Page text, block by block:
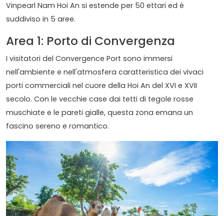
Vinpearl Nam Hoi An si estende per 50 ettari ed è
suddiviso in 5 aree.
Area 1: Porto di Convergenza
I visitatori del Convergence Port sono immersi
nell'ambiente e nell'atmosfera caratteristica dei vivaci
porti commerciali nel cuore della Hoi An del XVI e XVII
secolo. Con le vecchie case dai tetti di tegole rosse
muschiate e le pareti gialle, questa zona emana un
fascino sereno e romantico.